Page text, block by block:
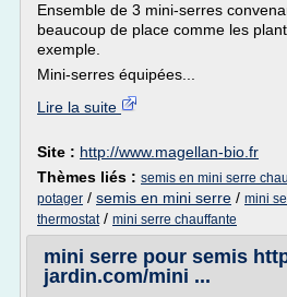
Ensemble de 3 mini-serres
beaucoup de place comme les
exemple.
Mini-serres équipées...
Lire la suite
Site : http://www.magellan-bio.fr
Thèmes liés : semis en mini serre
potager / semis en mini serre / mini
thermostat/ mini serre chauffante
mini serre pour semis
jardin.com/mini ...